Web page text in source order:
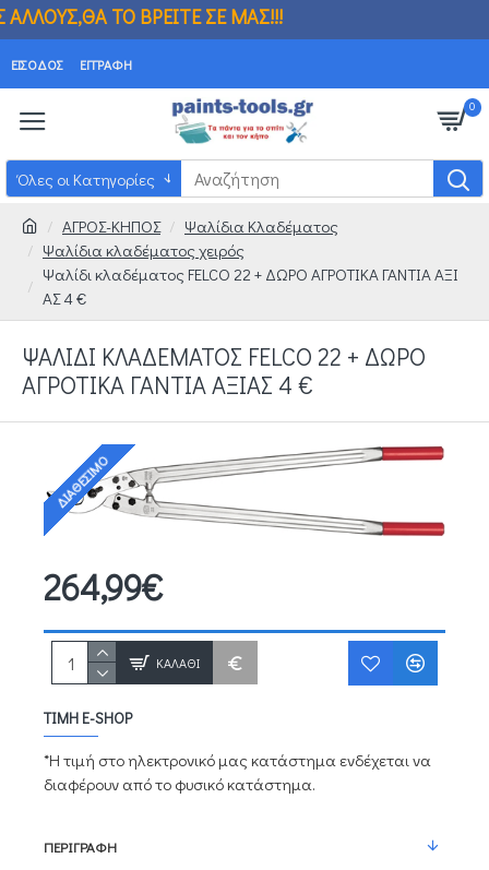
ΤΟ ΒΡΕΙΤΕ ΣΕ ΜΑΣ!!! ΒΡΗΚΑΤΕ
ΕΊΣΟΔΟΣ ΕΓΓΡΑΦΉ
0
Όλες οι Κατηγορίες
ΑΓΡΟΣ-ΚΗΠΟΣ
Ψαλίδια Κλαδέματος
Ψαλίδια κλαδέματος χειρός
Ψαλίδι κλαδέματος FELCO 22 + ΔΩΡΟ ΑΓΡΟΤΙΚΑ ΓΑΝΤΙΑ ΑΞΙ
ΑΣ 4 €
ΨΑΛΊΔΙ ΚΛΑΔΈΜΑΤΟΣ FELCO 22 + ΔΩΡΟ
ΑΓΡΟΤΙΚΑ ΓΑΝΤΙΑ ΑΞΙΑΣ 4 €
ΔΙΑΘΈΣΙΜΟ
ΤΙΜΉ E-SHOP
*Η τιμή στο ηλεκτρονικό μας κατάστημα ενδέχεται να
διαφέρουν από το φυσικό κατάστημα.
ΠΕΡΙΓΡΑΦΉ
264,99€
ΚΑΛΆΘΙ